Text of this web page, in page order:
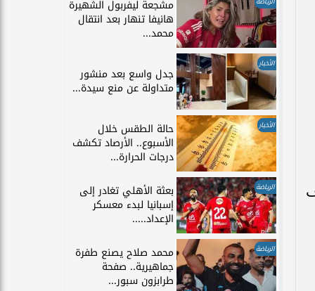
مشجعة ليفربول الشهيرة
هانيفا تنهار بعد انتقال
محمد...
الأخبار
جدل واسع بعد منشور
متداولة عن منع سيدة...
الأخبار حالة الطقس خلال
الأسبوع.. الأرصاد تكشف
درجات الحرارة...
الرياضة بعثة الأهلي تغادر إلى
إسبانيا لبدء معسكر
الإعداد.....
الرياضة محمد صلاح يصنع طفرة
جماهيرية.. صفحة
طرابزون سبور...